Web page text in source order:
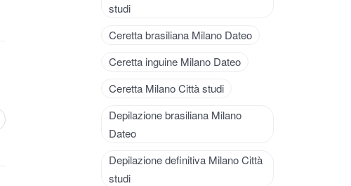
studi
Ceretta brasiliana Milano Dateo
Ceretta inguine Milano Dateo
Ceretta Milano Città studi
Depilazione brasiliana Milano
Dateo
Depilazione definitiva Milano Città
studi